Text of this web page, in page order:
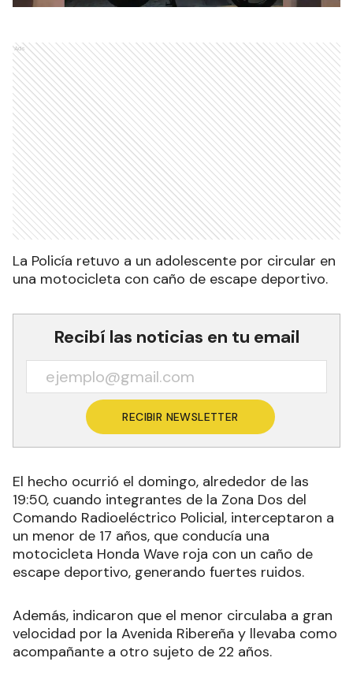
Ads
La Policía retuvo a un adolescente por circular en
una motocicleta con caño de escape deportivo.
Recibí las noticias en tu email
RECIBIR NEWSLETTER
El hecho ocurrió el domingo, alrededor de las
19:50, cuando integrantes de la Zona Dos del
Comando Radioeléctrico Policial, interceptaron a
un menor de 17 años, que conducía una
motocicleta Honda Wave roja con un caño de
escape deportivo, generando fuertes ruidos.
Además, indicaron que el menor circulaba a gran
velocidad por la Avenida Ribereña y llevaba como
acompañante a otro sujeto de 22 años.